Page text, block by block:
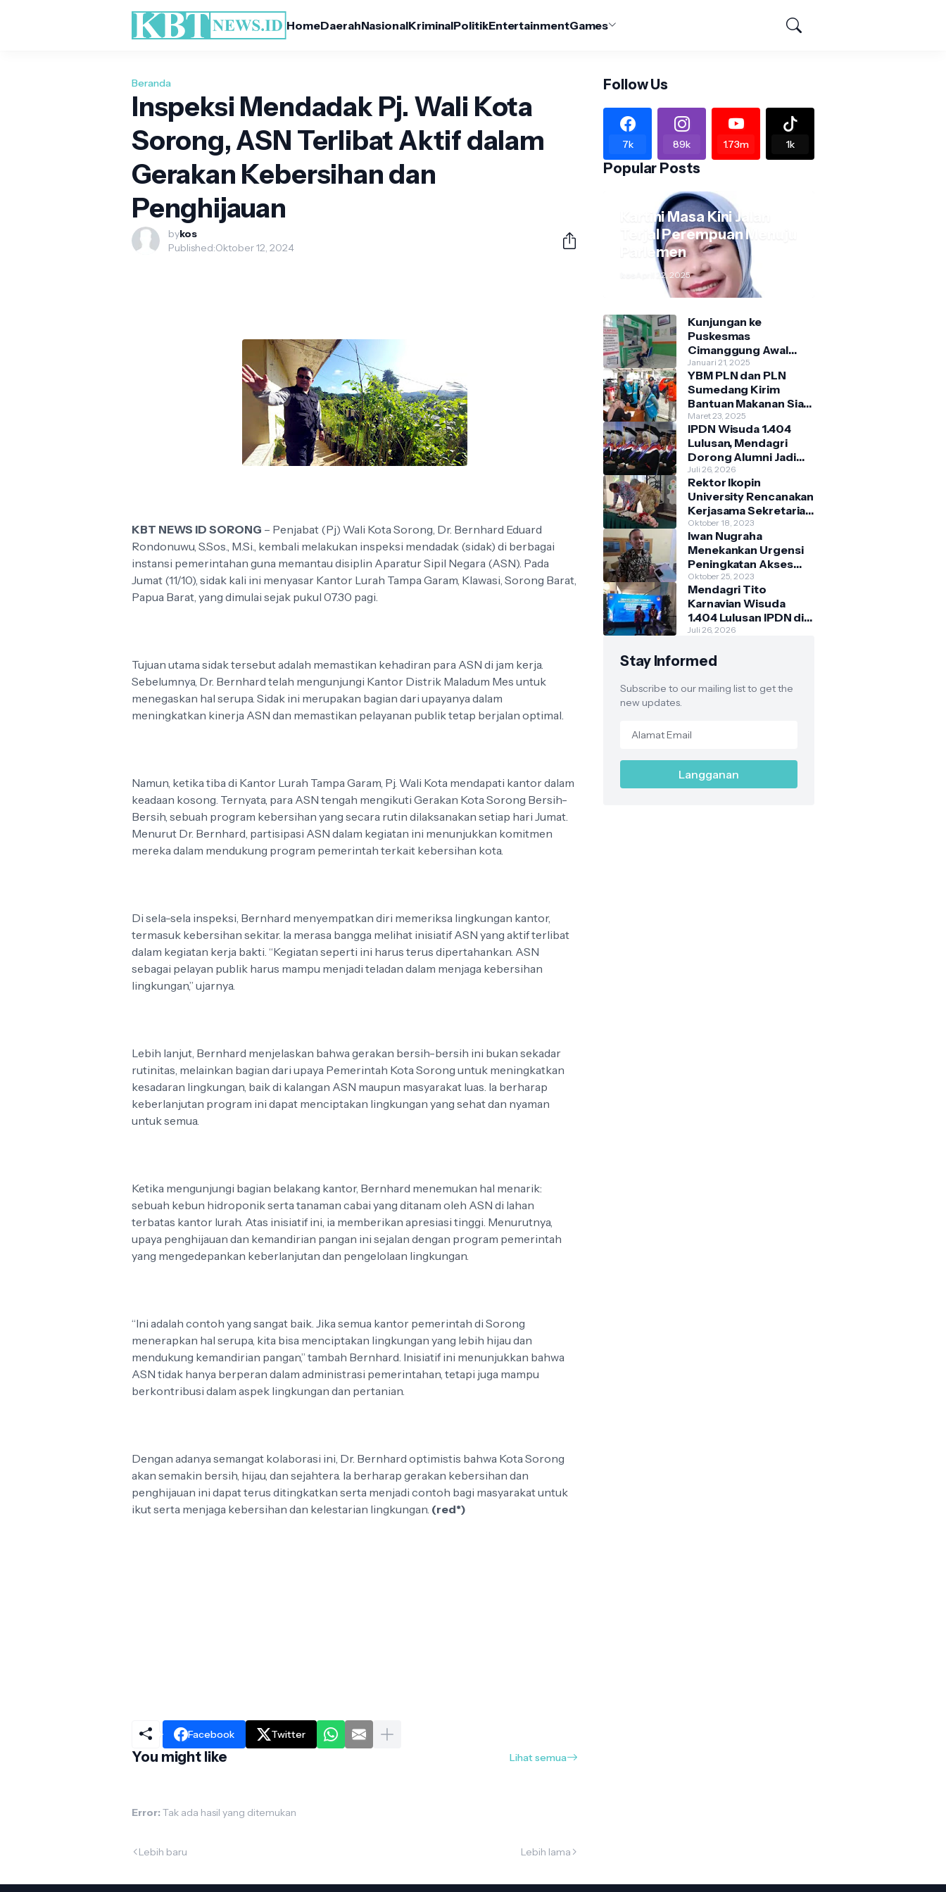
HomeDaerahNasionalKriminalPolitikEntertainmentGames
Beranda
Inspeksi Mendadak Pj. Wali Kota
Sorong, ASN Terlibat Aktif dalam
Gerakan Kebersihan dan
Penghijauan
bykos
Published:Oktober 12, 2024
KBT NEWS ID SORONG – Penjabat (Pj) Wali Kota Sorong, Dr. Bernhard Eduard
Rondonuwu, S.Sos., M.Si., kembali melakukan inspeksi mendadak (sidak) di berbagai
instansi pemerintahan guna memantau disiplin Aparatur Sipil Negara (ASN). Pada
Jumat (11/10), sidak kali ini menyasar Kantor Lurah Tampa Garam, Klawasi, Sorong Barat,
Papua Barat, yang dimulai sejak pukul 07.30 pagi.
Tujuan utama sidak tersebut adalah memastikan kehadiran para ASN di jam kerja.
Sebelumnya, Dr. Bernhard telah mengunjungi Kantor Distrik Maladum Mes untuk
menegaskan hal serupa. Sidak ini merupakan bagian dari upayanya dalam
meningkatkan kinerja ASN dan memastikan pelayanan publik tetap berjalan optimal.
Namun, ketika tiba di Kantor Lurah Tampa Garam, Pj. Wali Kota mendapati kantor dalam
keadaan kosong. Ternyata, para ASN tengah mengikuti Gerakan Kota Sorong Bersih-
Bersih, sebuah program kebersihan yang secara rutin dilaksanakan setiap hari Jumat.
Menurut Dr. Bernhard, partisipasi ASN dalam kegiatan ini menunjukkan komitmen
mereka dalam mendukung program pemerintah terkait kebersihan kota.
Di sela-sela inspeksi, Bernhard menyempatkan diri memeriksa lingkungan kantor,
termasuk kebersihan sekitar. Ia merasa bangga melihat inisiatif ASN yang aktif terlibat
dalam kegiatan kerja bakti. “Kegiatan seperti ini harus terus dipertahankan. ASN
sebagai pelayan publik harus mampu menjadi teladan dalam menjaga kebersihan
lingkungan,” ujarnya.
Lebih lanjut, Bernhard menjelaskan bahwa gerakan bersih-bersih ini bukan sekadar
rutinitas, melainkan bagian dari upaya Pemerintah Kota Sorong untuk meningkatkan
kesadaran lingkungan, baik di kalangan ASN maupun masyarakat luas. Ia berharap
keberlanjutan program ini dapat menciptakan lingkungan yang sehat dan nyaman
untuk semua.
Ketika mengunjungi bagian belakang kantor, Bernhard menemukan hal menarik:
sebuah kebun hidroponik serta tanaman cabai yang ditanam oleh ASN di lahan
terbatas kantor lurah. Atas inisiatif ini, ia memberikan apresiasi tinggi. Menurutnya,
upaya penghijauan dan kemandirian pangan ini sejalan dengan program pemerintah
yang mengedepankan keberlanjutan dan pengelolaan lingkungan.
“Ini adalah contoh yang sangat baik. Jika semua kantor pemerintah di Sorong
menerapkan hal serupa, kita bisa menciptakan lingkungan yang lebih hijau dan
mendukung kemandirian pangan,” tambah Bernhard. Inisiatif ini menunjukkan bahwa
ASN tidak hanya berperan dalam administrasi pemerintahan, tetapi juga mampu
berkontribusi dalam aspek lingkungan dan pertanian.
Dengan adanya semangat kolaborasi ini, Dr. Bernhard optimistis bahwa Kota Sorong
akan semakin bersih, hijau, dan sejahtera. Ia berharap gerakan kebersihan dan
penghijauan ini dapat terus ditingkatkan serta menjadi contoh bagi masyarakat untuk
ikut serta menjaga kebersihan dan kelestarian lingkungan. (red*)
Facebook Twitter
You might like Lihat semua
Error: Tak ada hasil yang ditemukan
Lebih baru Lebih lama
Follow Us
7k 89k 1.73m 1k
Popular Posts
Kartini Masa Kini Jalan
Terjal Perempuan Menuju
Parlemen
April 22, 2025
Kunjungan ke
Puskesmas
Cimanggung Awal
2025 Didominasi
Penyakit Musiman
Januari 21, 2025
YBM PLN dan PLN
Sumedang Kirim
Bantuan Makanan Siap
Saji Bagi Warga
Terdampak Banjir
Kecamatan
Cimanggung
Maret 23, 2025
IPDN Wisuda 1.404
Lulusan, Mendagri
Dorong Alumni Jadi
Penggerak Birokrasi
Berbasis Pengetahuan
Juli 26, 2026
Rektor Ikopin
University Rencanakan
Kerjasama Sekretariat
Bersama Koperasi
Indonesia
Oktober 18, 2023
Iwan Nugraha
Menekankan Urgensi
Peningkatan Akses
Pasar
Parakanmuncang
dalam Penanganan
Stunting
Oktober 25, 2023
Mendagri Tito
Karnavian Wisuda
1.404 Lulusan IPDN di
Jatinangor, Siap
Daerah
Juli 26, 2026
Stay Informed
Subscribe to our mailing list to get the
new updates.